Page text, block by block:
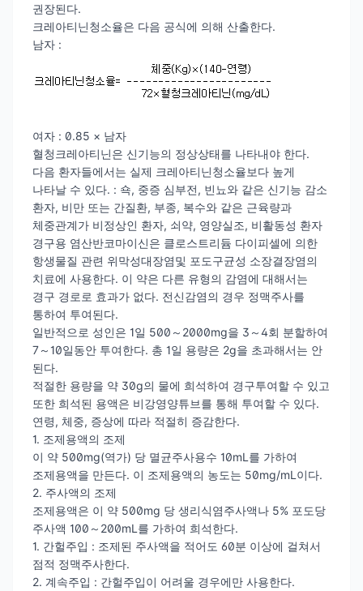
권장된다.
크레아티닌청소율은 다음 공식에 의해 산출한다.
남자 :
여자 : 0.85 × 남자
혈청크레아티닌은 신기능의 정상상태를 나타내야 한다.
다음 환자들에서는 실제 크레아티닌청소율보다 높게
나타날 수 있다. : 쇽, 중증 심부전, 빈뇨와 같은 신기능 감소
환자, 비만 또는 간질환, 부종, 복수와 같은 근육량과
체중관계가 비정상인 환자, 쇠약, 영양실조, 비활동성 환자
경구용 염산반코마이신은 클로스트리듐 다이피셀에 의한
항생물질 관련 위막성대장염및 포도구균성 소장결장염의
치료에 사용한다. 이 약은 다른 유형의 감염에 대해서는
경구 경로로 효과가 없다. 전신감염의 경우 정맥주사를
통하여 투여된다.
일반적으로 성인은 1일 500～2000mg을 3～4회 분할하여
7～10일동안 투여한다. 총 1일 용량은 2g을 초과해서는 안
된다.
적절한 용량을 약 30g의 물에 희석하여 경구투여할 수 있고
또한 희석된 용액은 비강영양튜브를 통해 투여할 수 있다.
연령, 체중, 증상에 따라 적절히 증감한다.
1. 조제용액의 조제
이 약 500mg(역가) 당 멸균주사용수 10mL를 가하여
조제용액을 만든다. 이 조제용액의 농도는 50mg/mL이다.
2. 주사액의 조제
조제용액은 이 약 500mg 당 생리식염주사액나 5% 포도당
주사액 100～200mL를 가하여 희석한다.
1. 간헐주입 : 조제된 주사액을 적어도 60분 이상에 걸쳐서
점적 정맥주사한다.
2. 계속주입 : 간헐주입이 어려울 경우에만 사용한다.